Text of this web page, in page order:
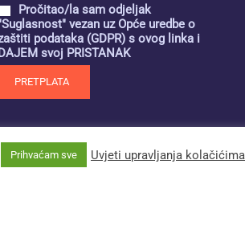
Pročitao/la sam odjeljak
vezan uz Opće uredbe o
podataka (GDPR) s ovog linka i
svoj PRISTANAK
PRETPLATA
Prihvaćam sve Uvjeti upravljanja kolačićima